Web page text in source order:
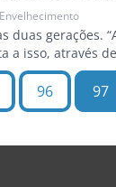
duas gerações.
a isso, através
96 97